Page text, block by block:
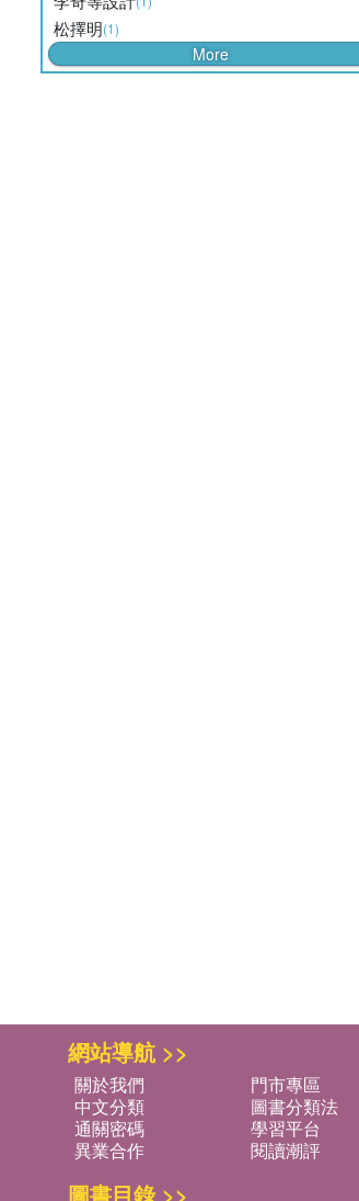
松擇明(1)
More
網站導航 >>
關於我們 門市專區
中文分類
圖書分類法
通關密碼
學習平台
異業合作
閱讀潮評
圖書目錄 >>